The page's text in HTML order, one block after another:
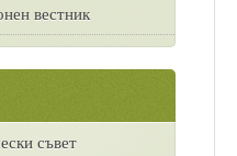
вестник
съвет